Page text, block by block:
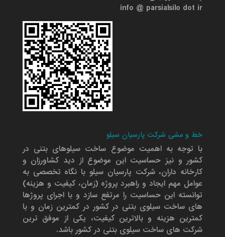
info @ parsialsilo dot ir
خط و مشی شرکت پارسیان سیلو
با توجه به اهمیت موضوع ساخت سیلوهای بتنی در
کشور و نیز حساسیت این موضوع از دید کشاورزان و
کارخانه داران، شرکت پارسیان سیلو با نگاه تخصصی به
عوامل مهم ایجاد و راهبرد پروژه (زمان، کیفیت و هزینه)
توانسته این حساسیت را مرتفع سازد و با اجرای پروژها
های ساخت سیلوی بتنی در کشور در کمترین زمان و با
کمترین هزینه و بالاترین کیفیت، یکی از موفق ترین
شرکت های ساخت سیلوی بتنی در کشور باشد.